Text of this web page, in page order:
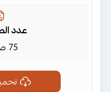
عدد
75 صفحة